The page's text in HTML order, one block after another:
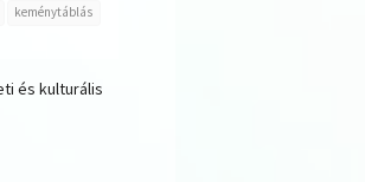
keménytáblás
és kulturális